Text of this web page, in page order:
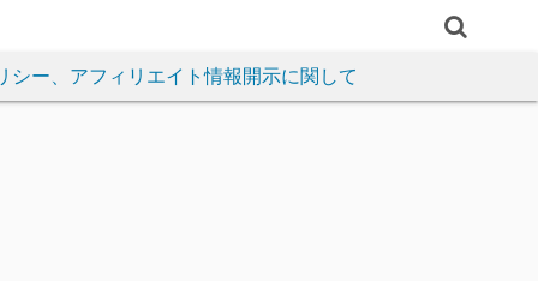
シー、アフィリエイト情報開示に関して